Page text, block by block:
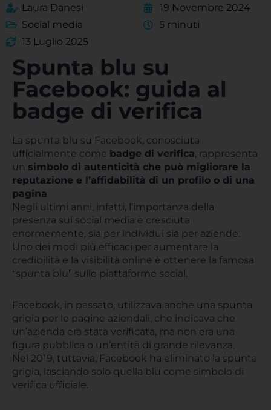
Laura Danesi
19 Novembre 2024
Social media
5 minuti
13 Luglio 2025
Spunta blu su
Facebook: guida al
badge di verifica
La spunta blu su Facebook, conosciuta
ufficialmente come badge di verifica, rappresenta
un simbolo di autenticità che può migliorare la
reputazione e l’affidabilità di un profilo o di una
pagina.
Negli ultimi anni, infatti, l’importanza della
presenza sui social media è cresciuta
enormemente, sia per individui sia per aziende.
Uno dei modi più efficaci per aumentare la
credibilità e la visibilità online è ottenere la famosa
“spunta blu” sulle piattaforme social.
Facebook, in passato, utilizzava anche una spunta
grigia per le pagine aziendali, che indicava che
un’azienda era stata verificata, ma non era una
figura pubblica o un’entità di grande rilevanza.
Nel 2019, tuttavia, Facebook ha eliminato la spunta
grigia, lasciando solo quella blu come simbolo di
verifica ufficiale.